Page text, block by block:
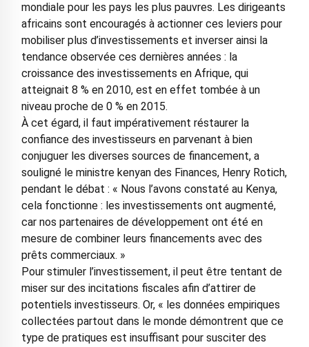
mondiale pour les pays les plus pauvres. Les dirigeants
africains sont encouragés à actionner ces leviers pour
mobiliser plus d’investissements et inverser ainsi la
tendance observée ces dernières années : la
croissance des investissements en Afrique, qui
atteignait 8 % en 2010, est en effet tombée à un
niveau proche de 0 % en 2015.
À cet égard, il faut impérativement réstaurer la
confiance des investisseurs en parvenant à bien
conjuguer les diverses sources de financement, a
souligné le ministre kenyan des Finances, Henry Rotich,
pendant le débat : « Nous l’avons constaté au Kenya,
cela fonctionne : les investissements ont augmenté,
car nos partenaires de développement ont été en
mesure de combiner leurs financements avec des
prêts commerciaux. »
Pour stimuler l’investissement, il peut être tentant de
miser sur des incitations fiscales afin d’attirer de
potentiels investisseurs. Or, « les données empiriques
collectées partout dans le monde démontrent que ce
type de pratiques est insuffisant pour susciter des